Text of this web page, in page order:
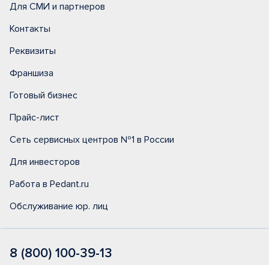
Для СМИ и партнеров
Контакты
Реквизиты
Франшиза
Готовый бизнес
Прайс-лист
Сеть сервисных центров №1 в России
Для инвесторов
Работа в Pedant.ru
Обслуживание юр. лиц
8 (800) 100-39-13